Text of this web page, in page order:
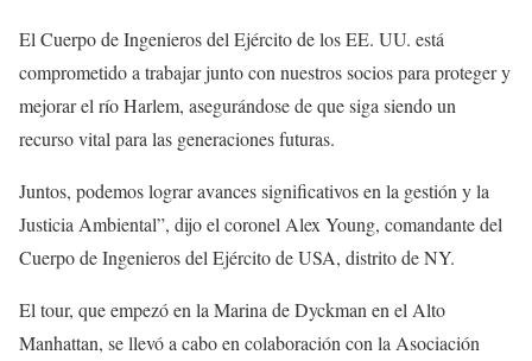
El Cuerpo de Ingenieros del Ejército de los EE. UU. está
comprometido a trabajar junto con nuestros socios para proteger y
mejorar el río Harlem, asegurándose de que siga siendo un
recurso vital para las generaciones futuras.
Juntos, podemos lograr avances significativos en la gestión y la
Justicia Ambiental”, dijo el coronel Alex Young, comandante del
Cuerpo de Ingenieros del Ejército de USA, distrito de NY.
El tour, que empezó en la Marina de Dyckman en el Alto
Manhattan, se llevó a cabo en colaboración con la Asociación